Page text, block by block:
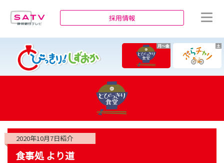
採用情報
月～金 土
2020年10月7日紹介
食事処 より道